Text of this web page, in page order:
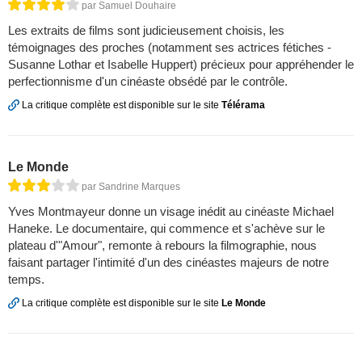
par Samuel Douhaire
Les extraits de films sont judicieusement choisis, les
témoignages des proches (notamment ses actrices fétiches ­
Susanne Lothar et Isabelle Huppert) précieux pour appréhender le
perfectionnisme d'un cinéaste obsédé par le contrôle.
La critique complète est disponible sur le site Télérama
Le Monde
par Sandrine Marques
Yves Montmayeur donne un visage inédit au cinéaste Michael
Haneke. Le documentaire, qui commence et s'achève sur le
plateau d'"Amour", remonte à rebours la filmographie, nous
faisant partager l'intimité d'un des cinéastes majeurs de notre
temps.
La critique complète est disponible sur le site Le Monde